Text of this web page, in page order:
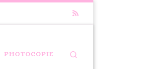
PHOTOCOPIE